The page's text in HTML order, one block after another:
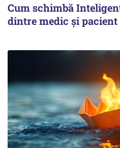
Cum schimbă
dintre medic și pacient